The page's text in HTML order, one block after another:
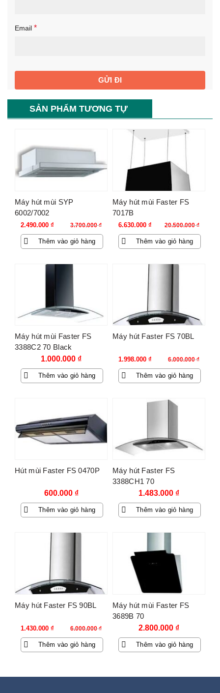
Email *
SẢN PHẨM TƯƠNG TỰ
Máy hút mùi SYP
6002/7002
3.700.000₫
Giá
gốc
là:
2.490.000 ₫
Giá
hiện
tại
Thêm vào giỏ hàng
Máy hút mùi Faster FS
7017B
20.500.000₫
Giá
gốc
là:
6.630.000 ₫
Giá
hiện
tại
Thêm vào giỏ hàng
Máy hút mùi Faster FS
3388C2 70 Black
1.000.000 ₫
Thêm vào giỏ hàng
Máy hút Faster FS 70BL
6.000.000₫
Giá
gốc
là:
1.998.000 ₫
Giá
hiện
tại
Thêm vào giỏ hàng
Hút mùi Faster FS 0470P
600.000 ₫
Thêm vào giỏ hàng
Máy hút Faster FS
3388CH1 70
1.483.000 ₫
Thêm vào giỏ hàng
Máy hút Faster FS 90BL
6.000.000₫
Giá
gốc
là:
1.430.000 ₫
Giá
hiện
tại
Thêm vào giỏ hàng
Máy hút mùi Faster FS
3689B 70
2.800.000 ₫
Thêm vào giỏ hàng